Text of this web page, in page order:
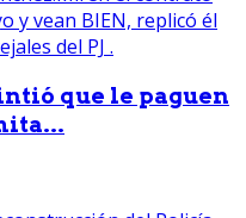
que le paguen